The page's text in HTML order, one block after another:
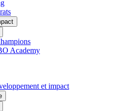
Academy
et impact